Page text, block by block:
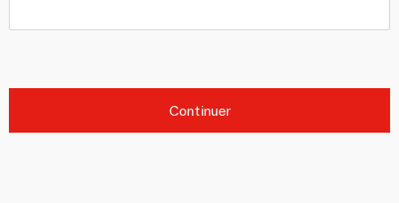
Continuer